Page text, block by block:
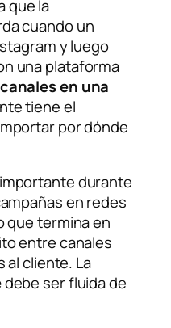
que la
cuando un
y luego
una plataforma
en una
tiene el
por dónde
durante
en redes
que termina en
entre canales
cliente. La
debe ser fluida de